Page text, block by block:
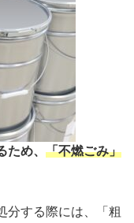
め、 「不燃ごみ」
分する際には、「粗